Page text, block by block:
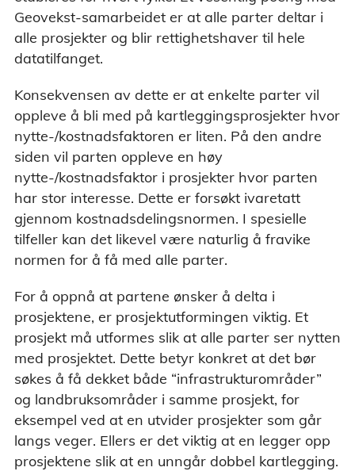
Geovekst-samarbeidet er at alle parter deltar i
alle prosjekter og blir rettighetshaver til hele
datatilfanget.
Konsekvensen av dette er at enkelte parter vil
oppleve å bli med på kartleggingsprosjekter hvor
nytte-/kostnadsfaktoren er liten. På den andre
siden vil parten oppleve en høy
nytte-/kostnadsfaktor i prosjekter hvor parten
har stor interesse. Dette er forsøkt ivaretatt
gjennom kostnadsdelingsnormen. I spesielle
tilfeller kan det likevel være naturlig å fravike
normen for å få med alle parter.
For å oppnå at partene ønsker å delta i
prosjektene, er prosjektutformingen viktig. Et
prosjekt må utformes slik at alle parter ser nytten
med prosjektet. Dette betyr konkret at det bør
søkes å få dekket både “infrastrukturområder”
og landbruksområder i samme prosjekt, for
eksempel ved at en utvider prosjekter som går
langs veger. Ellers er det viktig at en legger opp
prosjektene slik at en unngår dobbel kartlegging.